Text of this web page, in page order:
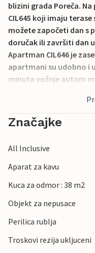
blizini grada Poreča.
CIL645 koji imaju
možete započeti dan s
doručak ili završiti dan
Apartman CIL646 je
apartmani su udobno i
minuta vožnje autom
na plaži uz sunce i more.
Značajke
All Inclusive
Aparat za kavu
Kuca za odmor : 38 m2
Objekt za nepusace
Perilica rublja
Troskovi rezija ukljuceni